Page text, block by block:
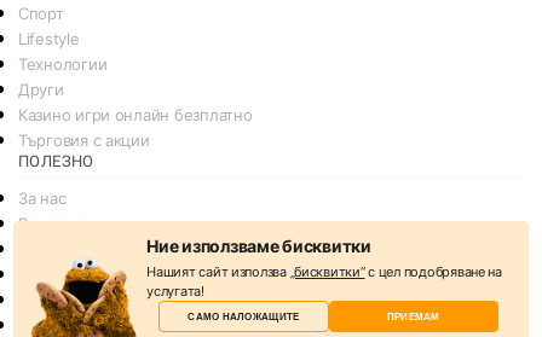
Спорт
Lifestyle
Технологии
Други
Казино игри онлайн безплатно
Търговия с акции
ПОЛЕЗНО
За нас
Реклама
Условия за споделяне
Политика за поверителснот
Политика на Бисквитките
Ние използваме бисквитки
Нашият сайт използва „бисквитки“с цел подобряване на
услугата!
САМО НАЛОЖАЩИТЕ ПРИЕМАМ